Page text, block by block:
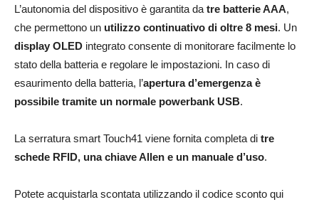
L’autonomia del dispositivo è garantita da tre batterie AAA,
che permettono un utilizzo continuativo di oltre 8 mesi. Un
display OLED integrato consente di monitorare facilmente lo
stato della batteria e regolare le impostazioni. In caso di
esaurimento della batteria, l’apertura d’emergenza è
possibile tramite un normale powerbank USB.
La serratura smart Touch41 viene fornita completa di tre
schede RFID, una chiave Allen e un manuale d’uso.
Potete acquistarla scontata utilizzando il codice sconto qui